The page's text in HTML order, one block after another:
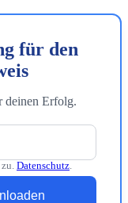
für den
deinen Erfolg.
Datenschutz